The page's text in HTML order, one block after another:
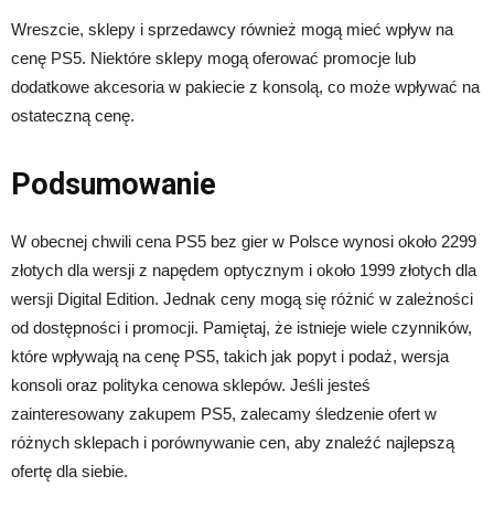
Wreszcie, sklepy i sprzedawcy również mogą mieć wpływ na
cenę PS5. Niektóre sklepy mogą oferować promocje lub
dodatkowe akcesoria w pakiecie z konsolą, co może wpływać na
ostateczną cenę.
Podsumowanie
W obecnej chwili cena PS5 bez gier w Polsce wynosi około 2299
złotych dla wersji z napędem optycznym i około 1999 złotych dla
wersji Digital Edition. Jednak ceny mogą się różnić w zależności
od dostępności i promocji. Pamiętaj, że istnieje wiele czynników,
które wpływają na cenę PS5, takich jak popyt i podaż, wersja
konsoli oraz polityka cenowa sklepów. Jeśli jesteś
zainteresowany zakupem PS5, zalecamy śledzenie ofert w
różnych sklepach i porównywanie cen, aby znaleźć najlepszą
ofertę dla siebie.